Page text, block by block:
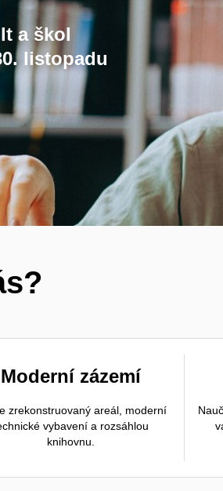
a škol
listopadu
Moderní zázemí
zrekonstruovaný areál, moderní
vybavení a rozsáhlou
knihovnu.